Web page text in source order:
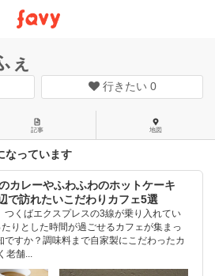
ぇ
行きたい 0
記事 地図
なっています
カレーやふわふわのホットケーキ
で訪れたいこだわりカフェ5選
つくばエクスプレスの3線が乗り入れてい
りとした時間が過ごせるカフェが集まっ
ですか？調味料まで自家製にこだわったカ
舗...